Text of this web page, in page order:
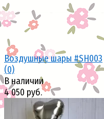
Воздушные шары #SH003
(0)
В наличии
4 050 руб.